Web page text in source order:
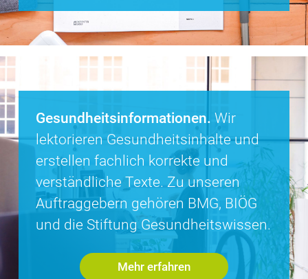
Gesundheitsinformationen. Wir
lektorieren Gesundheitsinhalte und
erstellen fachlich korrekte und
verständliche Texte. Zu unseren
Auftraggebern gehören BMG, BIÖG
und die Stiftung Gesundheitswissen.
Mehr erfahren